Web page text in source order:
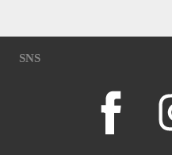
SNS